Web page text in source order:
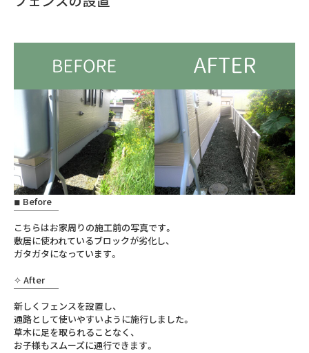
◾︎ Before⁣
￣￣￣￣￣⁣
こちらはお家周りの施工前の写真です。
敷居に使われているブロックが劣化し、
ガタガタになっています。
✧︎ After⁣
￣￣￣￣⁣￣⁣
⁣新しくフェンスを設置し、
通路として使いやすいように施行しました。
草木に足を取られることなく、
お子様もスムーズに通行できます。